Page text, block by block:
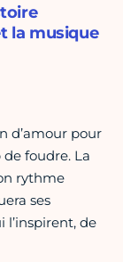
la musique
d’amour pour
foudre. La
rythme
ses
l’inspirent, de